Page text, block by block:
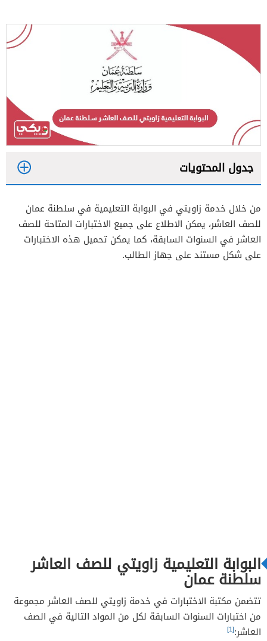
جدول المحتويات
2
من خلال خدمة زاويتي في البوابة التعليمية في سلطنة عمان
للصف العاشر، يمكن الاطلاع على جميع الاختبارات المتاحة للصف
العاشر في السنوات السابقة، كما يمكن تحميل هذه الاختبارات
على شكل مستند على جهاز الطالب.
البوابة التعليمية زاويتي للصف العاشر
سلطنة عمان
تتضمن مكتبة الاختبارات في خدمة زاويتي للصف العاشر مجموعة
من اختبارات السنوات السابقة لكل من المواد التالية في الصف
العاشر:[1]